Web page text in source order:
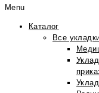
Menu
Каталог
Все